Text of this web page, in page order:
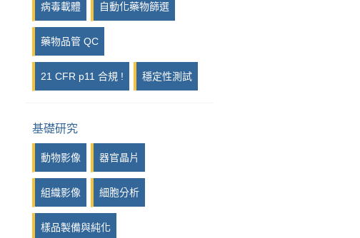
病毒載體 自動化藥物篩選
藥物品管 QC
21 CFR p11 合規 ! 穩定性測試
基礎研究
動物影像 器官晶片
組織影像 細胞分析
樣品製備與純化